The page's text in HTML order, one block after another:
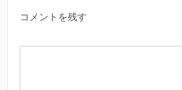
コメントを残す